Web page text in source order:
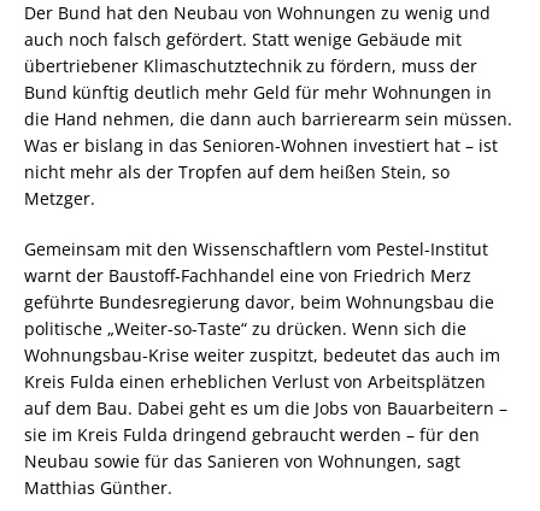
Der Bund hat den Neubau von Wohnungen zu wenig und
auch noch falsch gefördert. Statt wenige Gebäude mit
übertriebener Klimaschutztechnik zu fördern, muss der
Bund künftig deutlich mehr Geld für mehr Wohnungen in
die Hand nehmen, die dann auch barrierearm sein müssen.
Was er bislang in das Senioren-Wohnen investiert hat – ist
nicht mehr als der Tropfen auf dem heißen Stein, so
Metzger.
Gemeinsam mit den Wissenschaftlern vom Pestel-Institut
warnt der Baustoff-Fachhandel eine von Friedrich Merz
geführte Bundesregierung davor, beim Wohnungsbau die
politische „Weiter-so-Taste“ zu drücken. Wenn sich die
Wohnungsbau-Krise weiter zuspitzt, bedeutet das auch im
Kreis Fulda einen erheblichen Verlust von Arbeitsplätzen
auf dem Bau. Dabei geht es um die Jobs von Bauarbeitern –
sie im Kreis Fulda dringend gebraucht werden – für den
Neubau sowie für das Sanieren von Wohnungen, sagt
Matthias Günther.